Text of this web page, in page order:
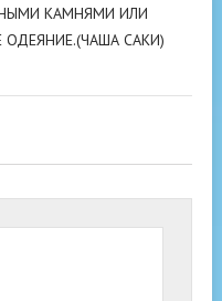
КАМНЯМИ ИЛИ
САКИ)